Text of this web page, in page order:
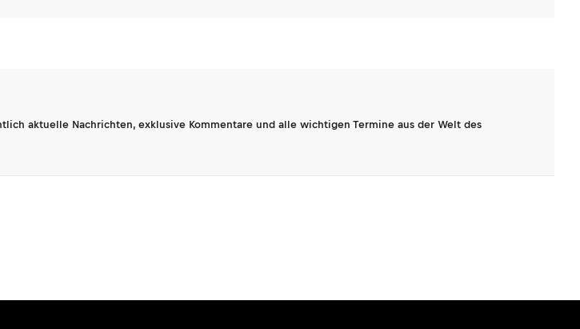
aktuelle Nachrichten, exklusive Kommentare und alle wichtigen Termine aus der Welt des